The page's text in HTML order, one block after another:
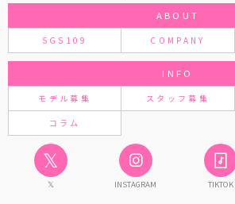
ABOUT
SGS109 COMPANY
INFO
モデル募集 スタッフ募集
コラム
𝕏
𝕏 INSTAGRAM TIKTOK